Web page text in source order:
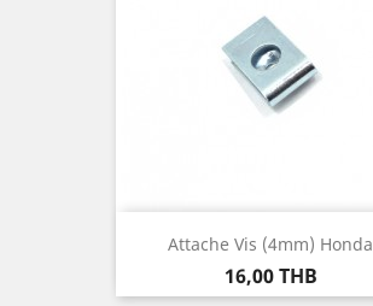
Attache Vis (4mm) Honda
Prix
16,00 THB